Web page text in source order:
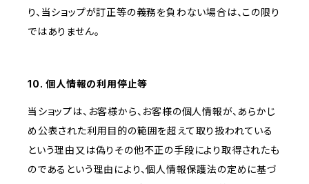
り、当ショップが訂正等の義務を負わない場合は、この限り
ではありません。
10. 個人情報の利用停止等
当ショップは、お客様から、お客様の個人情報が、あらかじ
め公表された利用目的の範囲を超えて取り扱われている
という理由又は偽りその他不正の手段により取得されたも
のであるという理由により、個人情報保護法の定めに基づ